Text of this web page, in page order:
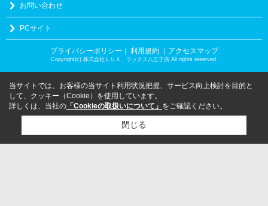
お問い合わせ
PCサイト
プライバシーポリシー ｜ 利用規約 ｜アクセスマップ
Copyright(c) 株式会社ＬＵＸ ラックス八王子店 All rights reserved.
当サイトでは、お客様の当サイト利用状況把握、サービス向上検討を目的と
して、クッキー（Cookie）を使用しています。
詳しくは、当社の 「Cookieの取扱いについて」 をご確認ください。
閉じる